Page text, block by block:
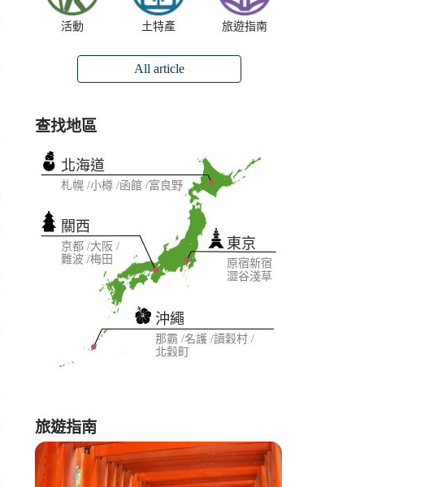
活動 土特產 旅遊指南
All article
查找地區
東京
原宿新宿
澀谷淺草
關西
京都 大阪
難波 梅田
沖繩
那霸 名護 讀穀村
北穀町
北海道
札幌 小樽 函館 富良野
旅遊指南